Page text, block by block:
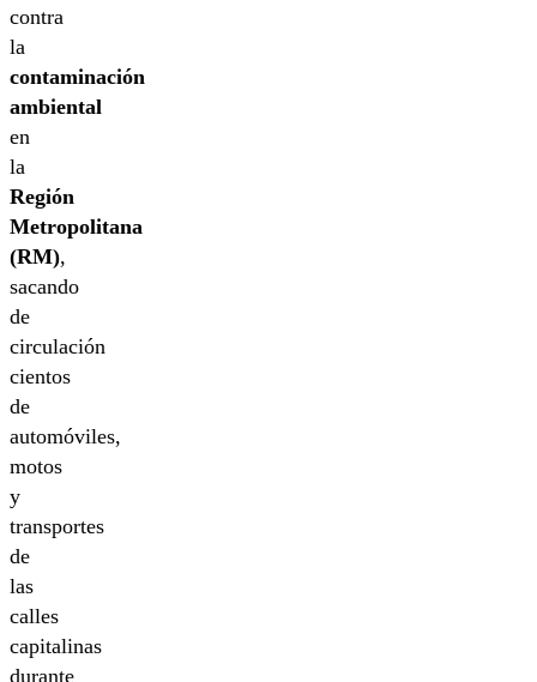
contra
la
contaminación
ambiental
en
la
Región
Metropolitana
(RM),
sacando
de
circulación
cientos
de
automóviles,
motos
y
transportes
de
las
calles
capitalinas
durante